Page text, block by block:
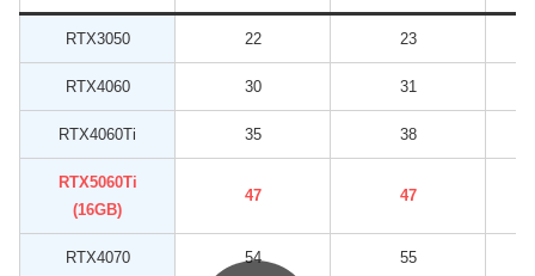
RTX3050 22 23
RTX4060 30 31
RTX4060Ti 35 38
RTX5060Ti
(16GB)
47 47
RTX4070 54 55